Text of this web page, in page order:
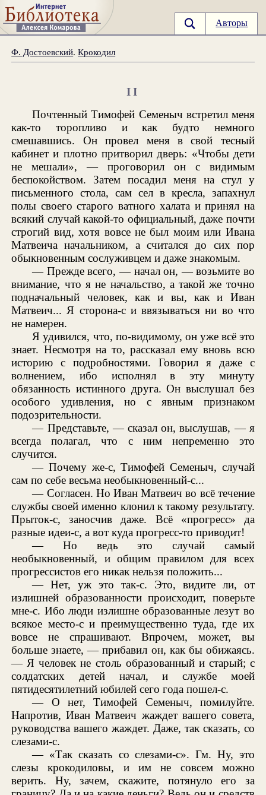
Авторы
Ф. Достоевский.Крокодил
II
Почтенный Тимофей Семеныч встретил меня
как-то торопливо и как будто немного
смешавшись. Он провел меня в свой тесный
кабинет и плотно притворил дверь: «Чтобы дети
не мешали», — проговорил он с видимым
беспокойством. Затем посадил меня на стул у
письменного стола, сам сел в кресла, запахнул
полы своего старого ватного халата и принял на
всякий случай какой-то официальный, даже почти
строгий вид, хотя вовсе не был моим или Ивана
Матвеича начальником, а считался до сих пор
обыкновенным сослуживцем и даже знакомым.
— Прежде всего, — начал он, — возьмите во
внимание, что я не начальство, а такой же точно
подначальный человек, как и вы, как и Иван
Матвеич... Я сторона-с и ввязываться ни во что
не намерен.
Я удивился, что, по-видимому, он уже всё это
знает. Несмотря на то, рассказал ему вновь всю
историю с подробностями. Говорил я даже с
волнением, ибо исполнял в эту минуту
обязанность истинного друга. Он выслушал без
особого удивления, но с явным признаком
подозрительности.
— Представьте, — сказал он, выслушав, — я
всегда полагал, что с ним непременно это
случится.
— Почему же-с, Тимофей Семеныч, случай
сам по себе весьма необыкновенный-с...
— Согласен. Но Иван Матвеич во всё течение
службы своей именно клонил к такому результату.
Прыток-с, заносчив даже. Всё «прогресс» да
разные идеи-с, а вот куда прогресс-то приводит!
— Но ведь это случай самый
необыкновенный, и общим правилом для всех
прогрессистов его никак нельзя положить...
— Нет, уж это так-с. Это, видите ли, от
излишней образованности происходит, поверьте
мне-с. Ибо люди излишне образованные лезут во
всякое место-с и преимущественно туда, где их
вовсе не спрашивают. Впрочем, может, вы
больше знаете, — прибавил он, как бы обижаясь.
— Я человек не столь образованный и старый; с
солдатских детей начал, и службе моей
пятидесятилетний юбилей сего года пошел-с.
— О нет, Тимофей Семеныч, помилуйте.
Напротив, Иван Матвеич жаждет вашего совета,
руководства вашего жаждет. Даже, так сказать, со
слезами-с.
— «Так сказать со слезами-с». Гм. Ну, это
слезы крокодиловы, и им не совсем можно
верить. Ну, зачем, скажите, потянуло его за